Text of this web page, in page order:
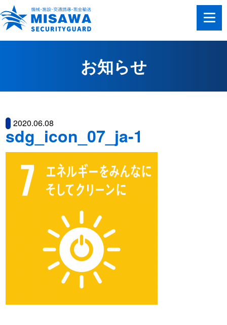
お知らせ
2020.06.08
sdg_icon_07_ja-1